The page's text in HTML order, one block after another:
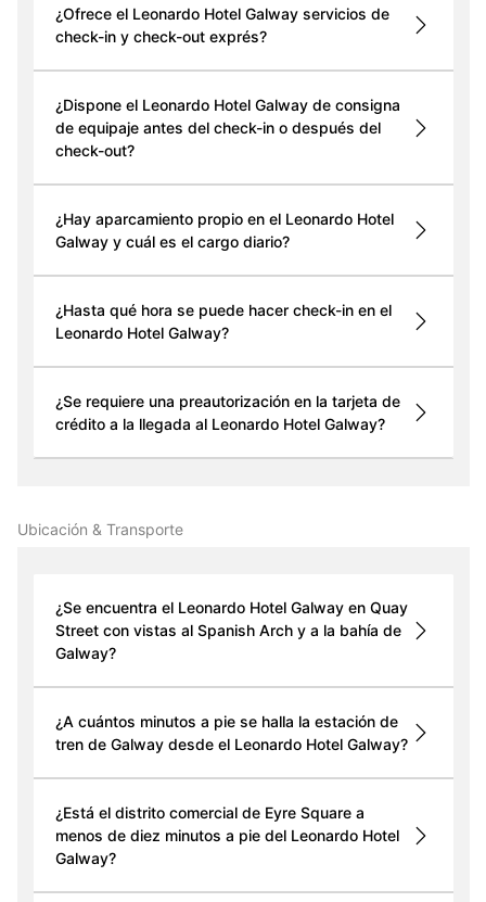
¿Ofrece el Leonardo Hotel Galway servicios de
check-in y check-out exprés?
¿Dispone el Leonardo Hotel Galway de consigna
de equipaje antes del check-in o después del
check-out?
¿Hay aparcamiento propio en el Leonardo Hotel
Galway y cuál es el cargo diario?
¿Hasta qué hora se puede hacer check-in en el
Leonardo Hotel Galway?
¿Se requiere una preautorización en la tarjeta de
crédito a la llegada al Leonardo Hotel Galway?
Ubicación & Transporte
¿Se encuentra el Leonardo Hotel Galway en Quay
Street con vistas al Spanish Arch y a la bahía de
Galway?
¿A cuántos minutos a pie se halla la estación de
tren de Galway desde el Leonardo Hotel Galway?
¿Está el distrito comercial de Eyre Square a
menos de diez minutos a pie del Leonardo Hotel
Galway?